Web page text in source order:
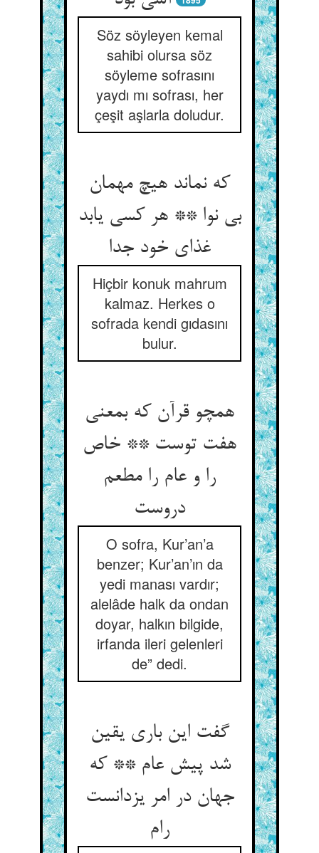
Söz söyleyen kemal
sahibi olursa söz
söyleme sofrasını
yaydı mı sofrası, her
çeşit aşlarla doludur.
که نماند هیچ مهمان
بی نوا ** هر کسی یابد
غذای خود جدا
Hiçbir konuk mahrum
kalmaz. Herkes o
sofrada kendi gıdasını
bulur.
همچو قرآن که بمعنی
هفت توست ** خاص
را و عام را مطعم
دروست
O sofra, Kur’an’a
benzer; Kur’an’ın da
yedi manası vardır;
alelâde halk da ondan
doyar, halkın bilgide,
irfanda ileri gelenleri
de” dedi.
گفت این باری یقین
شد پیش عام ** که
جهان در امر یزدانست
رام